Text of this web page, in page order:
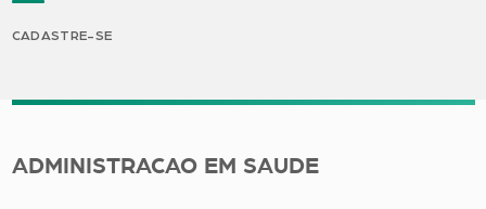
CADASTRE-SE
ADMINISTRACAO EM SAUDE